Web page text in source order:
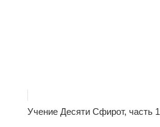
Учение Десяти Сфирот, часть 1